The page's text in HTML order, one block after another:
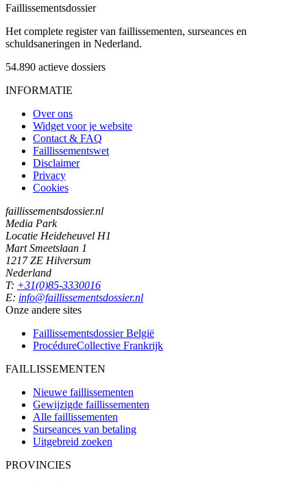
Faillissementsdossier
Het complete register van faillissementen, surseances en
schuldsaneringen in Nederland.
54.890 actieve dossiers
INFORMATIE
Over ons
Widget voor je website
Contact & FAQ
Faillissementswet
Disclaimer
Privacy
Cookies
faillissementsdossier.nl
Media Park
Locatie Heideheuvel H1
Mart Smeetslaan 1
1217 ZE Hilversum
Nederland
T: +31(0)85-3330016
E: info@faillissementsdossier.nl
Onze andere sites
Faillissementsdossier België
ProcédureCollective Frankrijk
FAILLISSEMENTEN
Nieuwe faillissementen
Gewijzigde faillissementen
Alle faillissementen
Surseances van betaling
Uitgebreid zoeken
PROVINCIES